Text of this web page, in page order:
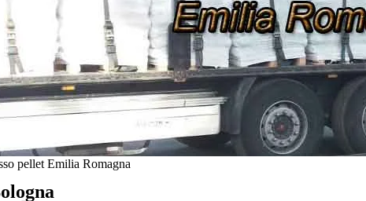
pellet Emilia Romagna